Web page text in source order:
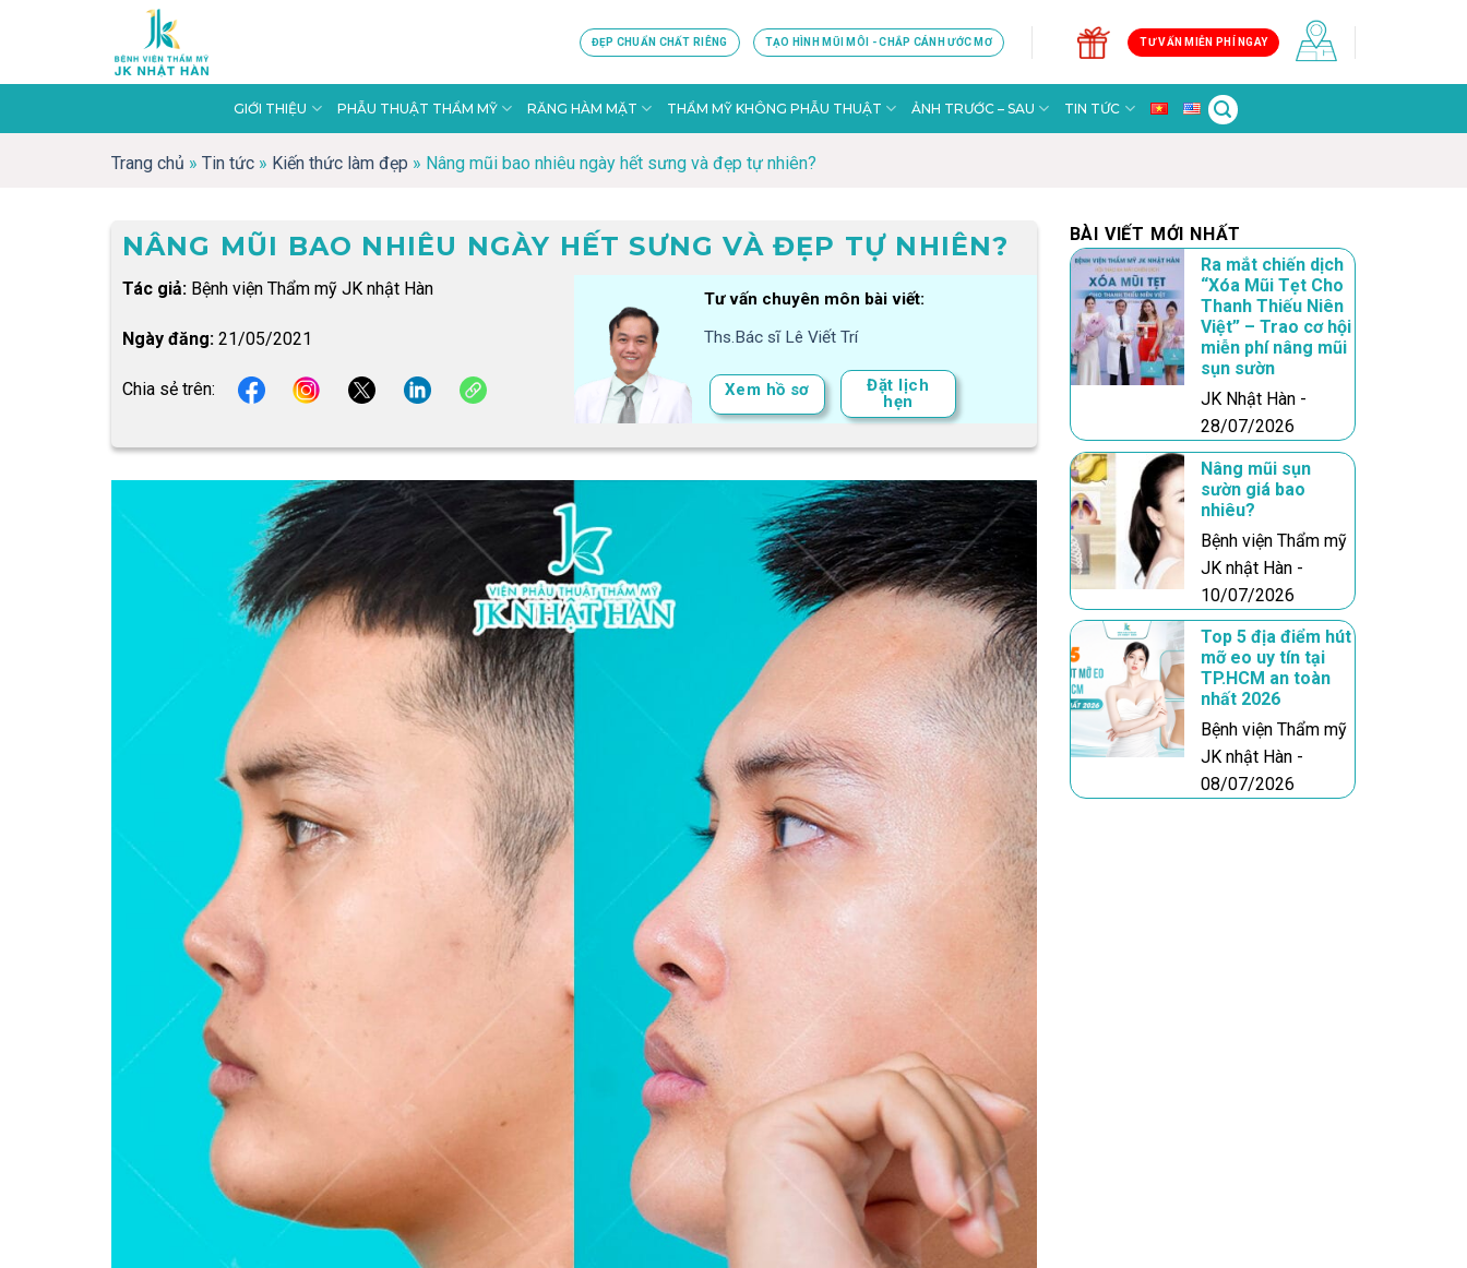
ĐẸP CHUẨN CHẤT RIÊNG TẠO HÌNH MŨI MÔI - CHẮP CÁNH ƯỚC MƠ TƯ VẤN MIỄN PHÍ NGAY
GIỚI THIỆU PHẪU THUẬT THẨM MỸ RĂNG HÀM MẶT THẨM MỸ KHÔNG PHẪU THUẬT ẢNH TRƯỚC – SAU TIN TỨC
Trang chủ » Tin tức » Kiến thức làm đẹp » Nâng mũi bao nhiêu ngày hết sưng và đẹp tự nhiên?
NÂNG MŨI BAO NHIÊU NGÀY HẾT SƯNG VÀ ĐẸP TỰ NHIÊN?
Tác giả:Bệnh viện Thẩm mỹ JK nhật Hàn
Ngày đăng:21/05/2021
Chia sẻ trên:
Tư vấn chuyên môn bài viết:
Ths.Bác sĩ Lê Viết Trí
Xem hồ sơ
Đặt lịch
hẹn
BÀI VIẾT MỚI NHẤT
Ra mắt chiến dịch
“Xóa Mũi Tẹt Cho
Thanh Thiếu Niên
Việt” – Trao cơ hội
miễn phí nâng mũi
sụn sườn
JK Nhật Hàn -
28/07/2026
Nâng mũi sụn
sườn giá bao
nhiêu?
Bệnh viện Thẩm mỹ
JK nhật Hàn -
10/07/2026
Top 5 địa điểm hút
mỡ eo uy tín tại
TP.HCM an toàn
nhất 2026
Bệnh viện Thẩm mỹ
JK nhật Hàn -
08/07/2026